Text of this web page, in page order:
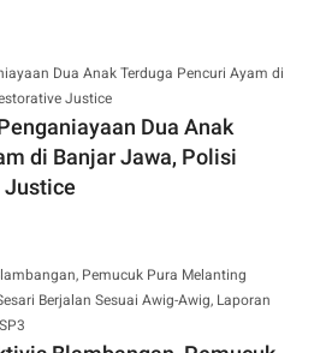
Dua Anak
di Banjar Jawa, Polisi
Justice